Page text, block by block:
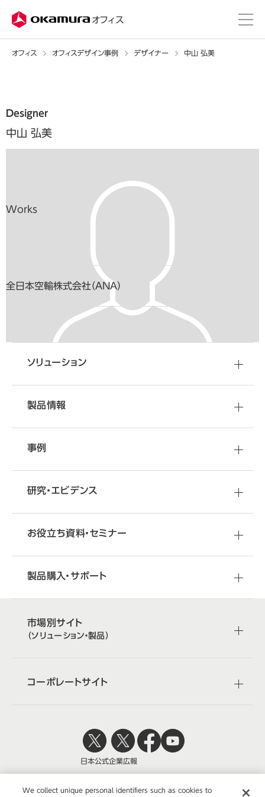
オフィス
オフィス オフィスデザイン事例 デザイナー 中山 弘美
Designer
中山 弘美
Works
全日本空輸株式会社（ANA）
資料
さまざまな情報をご提供しています
移転・改装など
オフィス移転・改善のことなら
ソリューション
製品情報
事例
研究・エビデンス
お役立ち資料・セミナー
製品購入・サポート
市場別サイト
（ソリューション・製品）
コーポレートサイト
日本公式企業広報
We collect unique personal identifiers such as cookies to